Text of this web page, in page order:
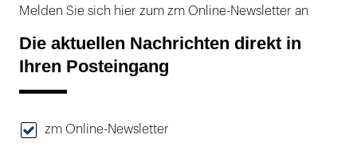
Melden Sie sich hier zum zm Online-Newsletter an
Die aktuellen Nachrichten direkt in
Ihren Posteingang
zm Online-Newsletter